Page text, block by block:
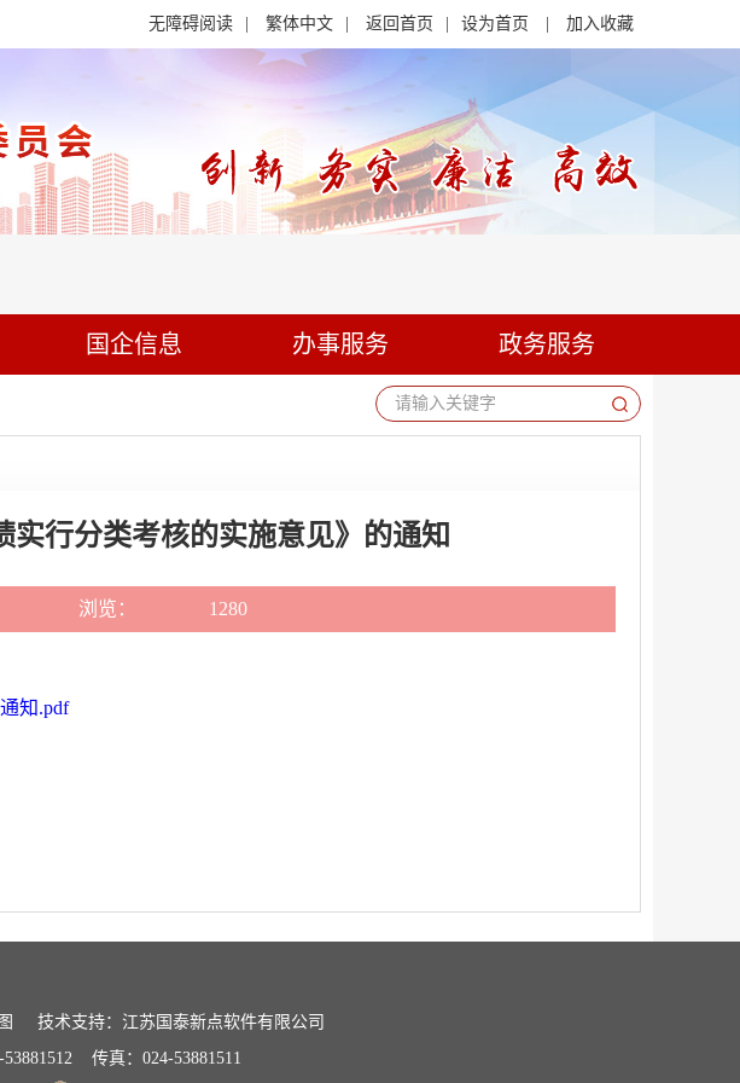
无障碍阅读 繁体中文 返回首页 设为首页 加入收藏
国企信息 办事服务 政务服务
请输入关键字
行分类考核的实施意见》的通知
浏览： 1280
知.pdf
技术支持：江苏国泰新点软件有限公司
传真：024-53881511